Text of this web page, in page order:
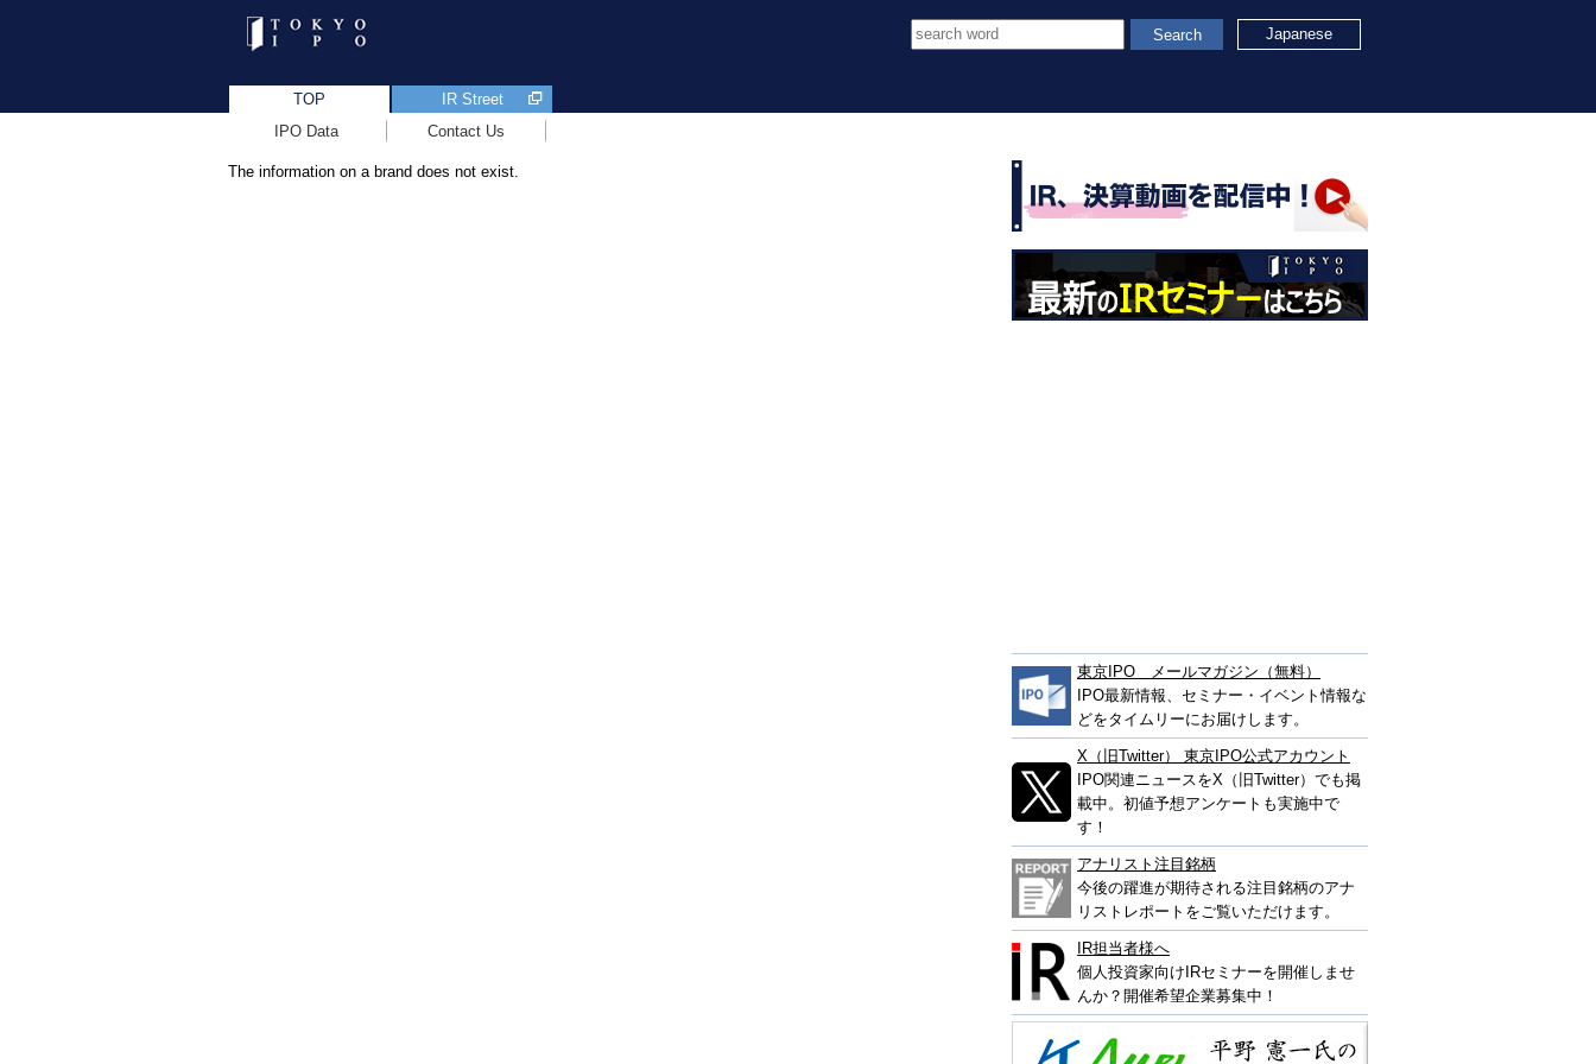
Search Japanese
TOP
IR Street
IPO Data
Contact Us
The information on a brand does not exist.
東京IPO メールマガジン（無料）
IPO最新情報、セミナー・イベント情報な
どをタイムリーにお届けします。
X（旧Twitter） 東京IPO公式アカウント
IPO関連ニュースをX（旧Twitter）でも掲
載中。初値予想アンケートも実施中で
す！
アナリスト注目銘柄
今後の躍進が期待される注目銘柄のアナ
リストレポートをご覧いただけます。
IR担当者様へ
個人投資家向けIRセミナーを開催しませ
んか？開催希望企業募集中！